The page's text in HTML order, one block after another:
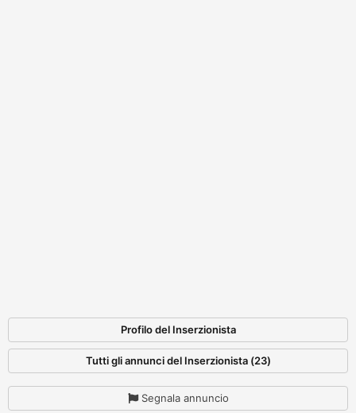
Profilo del Inserzionista
Tutti gli annunci del Inserzionista (23)
Segnala annuncio